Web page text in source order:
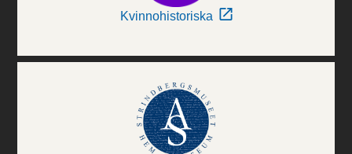
Kvinnohistoriska